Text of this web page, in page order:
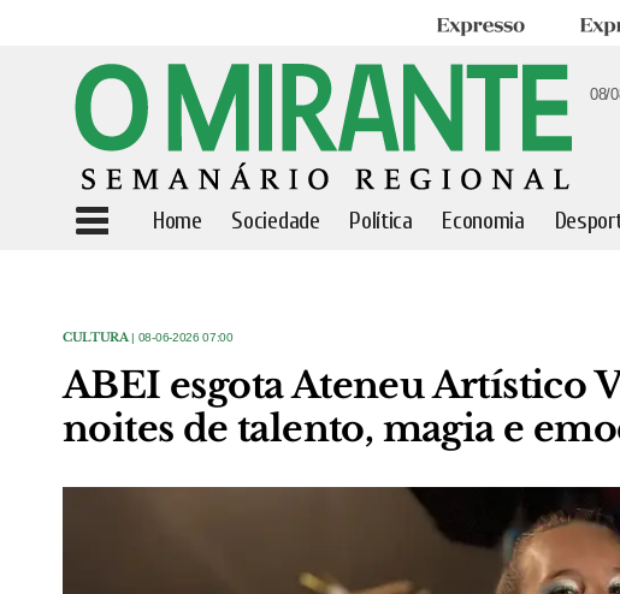
Expresso
08/
Home Sociedade Política Economia
CULTURA | 08-06-2026 07:00
ABEI esgota Ateneu Artístico
noites de talento, magia e